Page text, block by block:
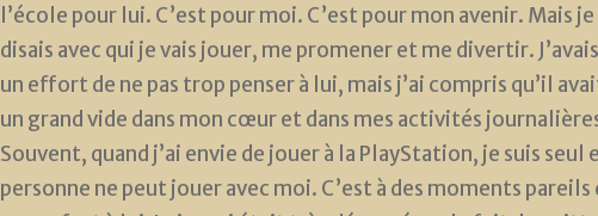
l’école pour lui. C’est pour moi. C’est pour mon avenir. Mais
disais avec qui je vais jouer, me promener et me divertir.
un effort de ne pas trop penser à lui, mais j’ai compris qu’il
un grand vide dans mon cœur et dans mes activités
Souvent, quand j’ai envie de jouer à la PlayStation, je suis seul
personne ne peut jouer avec moi. C’est à des moments pareils